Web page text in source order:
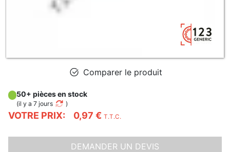
Comparer le produit
VOTRE PRIX: 0,97 € T.T.C.
50+ pièces en stock
(il y a 7 jours )
DEMANDER UN DEVIS